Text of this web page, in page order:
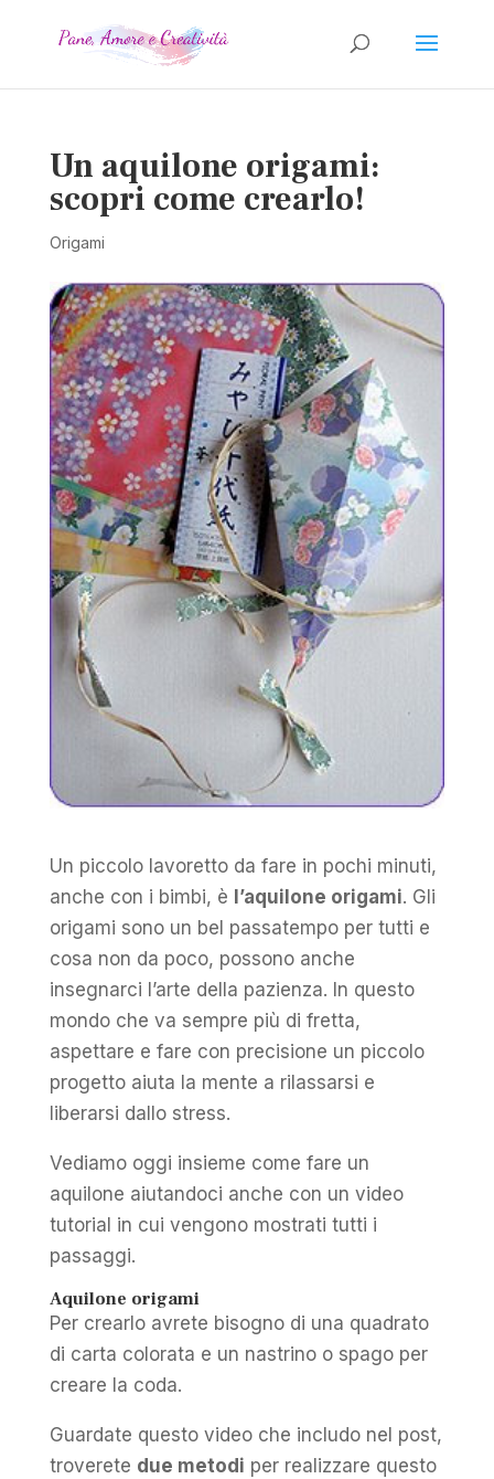
Un aquilone origami:
scopri come crearlo!
Origami
Un piccolo lavoretto da fare in pochi minuti,
anche con i bimbi, è l’aquilone origami. Gli
origami sono un bel passatempo per tutti e
cosa non da poco, possono anche
insegnarci l’arte della pazienza. In questo
mondo che va sempre più di fretta,
aspettare e fare con precisione un piccolo
progetto aiuta la mente a rilassarsi e
liberarsi dallo stress.
Vediamo oggi insieme come fare un
aquilone aiutandoci anche con un video
tutorial in cui vengono mostrati tutti i
passaggi.
Aquilone origami
Per crearlo avrete bisogno di una quadrato
di carta colorata e un nastrino o spago per
creare la coda.
Guardate questo video che includo nel post,
troverete due metodi per realizzare questo